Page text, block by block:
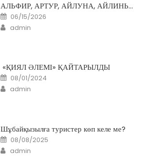
АЛЬФИР, АРТУР, АЙЛУНА, АЙЛИНЬ…
Posted
on
06/15/2026
Author
admin
«ҚИЯЛ ӘЛЕМІ» ҚАЙТАРЫЛДЫ
Posted
on
08/01/2024
Author
admin
Шұбайқызылға туристер көп келе ме?
Posted
on
08/08/2025
Author
admin